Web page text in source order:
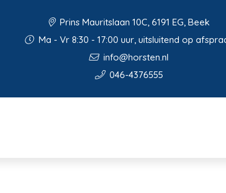
Prins Mauritslaan 10C, 6191 EG, Beek
Ma - Vr 8:30 - 17:00 uur, uitsluitend op
info@horsten.nl
046-4376555